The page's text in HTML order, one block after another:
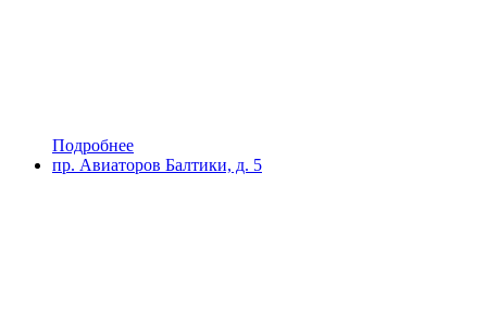
Подробнее
пр. Авиаторов Балтики, д. 5